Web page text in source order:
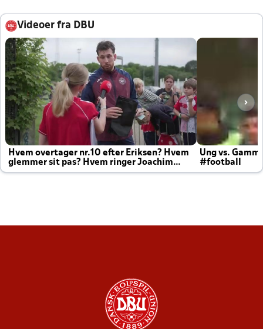
Videoer fra DBU
Hvem overtager nr.10 efter Eriksen? Hvem
glemmer sit pas? Hvem ringer Joachim
altid til efter kampe?
Ung vs.
#football